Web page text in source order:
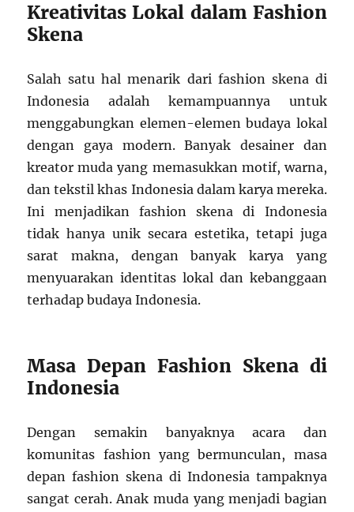
Kreativitas Lokal dalam Fashion
Skena
Salah satu hal menarik dari fashion skena di
Indonesia adalah kemampuannya untuk
menggabungkan elemen-elemen budaya lokal
dengan gaya modern. Banyak desainer dan
kreator muda yang memasukkan motif, warna,
dan tekstil khas Indonesia dalam karya mereka.
Ini menjadikan fashion skena di Indonesia
tidak hanya unik secara estetika, tetapi juga
sarat makna, dengan banyak karya yang
menyuarakan identitas lokal dan kebanggaan
terhadap budaya Indonesia.
Masa Depan Fashion Skena di
Indonesia
Dengan semakin banyaknya acara dan
komunitas fashion yang bermunculan, masa
depan fashion skena di Indonesia tampaknya
sangat cerah. Anak muda yang menjadi bagian